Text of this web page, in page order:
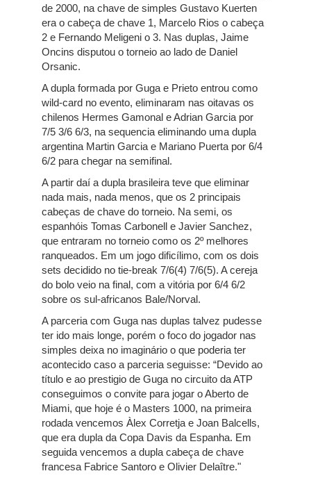
de 2000, na chave de simples Gustavo Kuerten
era o cabeça de chave 1, Marcelo Rios o cabeça
2 e Fernando Meligeni o 3. Nas duplas, Jaime
Oncins disputou o torneio ao lado de Daniel
Orsanic.
A dupla formada por Guga e Prieto entrou como
wild-card no evento, eliminaram nas oitavas os
chilenos Hermes Gamonal e Adrian Garcia por
7/5 3/6 6/3, na sequencia eliminando uma dupla
argentina Martin Garcia e Mariano Puerta por 6/4
6/2 para chegar na semifinal.
A partir daí a dupla brasileira teve que eliminar
nada mais, nada menos, que os 2 principais
cabeças de chave do torneio. Na semi, os
espanhóis Tomas Carbonell e Javier Sanchez,
que entraram no torneio como os 2º melhores
ranqueados. Em um jogo dificílimo, com os dois
sets decidido no tie-break 7/6(4) 7/6(5). A cereja
do bolo veio na final, com a vitória por 6/4 6/2
sobre os sul-africanos Bale/Norval.
A parceria com Guga nas duplas talvez pudesse
ter ido mais longe, porém o foco do jogador nas
simples deixa no imaginário o que poderia ter
acontecido caso a parceria seguisse: “Devido ao
título e ao prestigio de Guga no circuito da ATP
conseguimos o convite para jogar o Aberto de
Miami, que hoje é o Masters 1000, na primeira
rodada vencemos Àlex Corretja e Joan Balcells,
que era dupla da Copa Davis da Espanha. Em
seguida vencemos a dupla cabeça de chave
francesa Fabrice Santoro e Olivier Delaître."